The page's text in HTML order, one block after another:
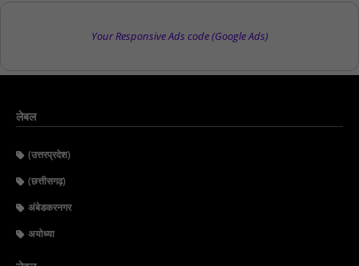
Your Responsive Ads code (Google Ads)
लेबल
(उत्तरप्रदेश)
(छत्तीसगढ़)
अंबेडकरनगर
अयोध्या